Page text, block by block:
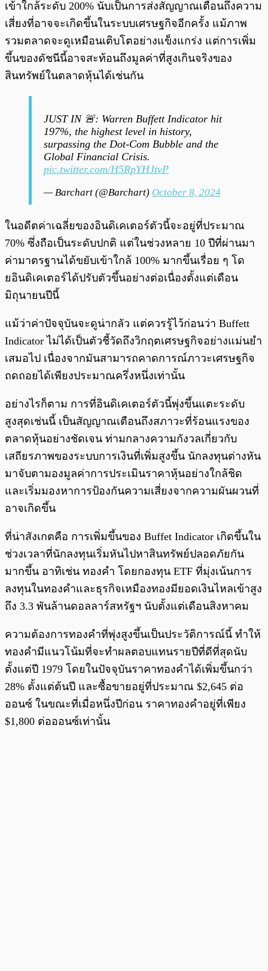
เข้าใกล้ระดับ 200% นับเป็นการส่งสัญญาณเตือนถึงความ
เสี่ยงที่อาจจะเกิดขึ้นในระบบเศรษฐกิจอีกครั้ง แม้ภาพ
รวมตลาดจะดูเหมือนเติบโตอย่างแข็งแกร่ง แต่การเพิ่ม
ขึ้นของดัชนีนี้อาจสะท้อนถึงมูลค่าที่สูงเกินจริงของ
สินทรัพย์ในตลาดหุ้นได้เช่นกัน
JUST IN 🚨: Warren Buffett Indicator hit
197%, the highest level in history,
surpassing the Dot-Com Bubble and the
Global Financial Crisis.
pic.twitter.com/H5RpYHJtvP
— Barchart (@Barchart) October 8, 2024
ในอดีตค่าเฉลี่ยของอินดิเคเตอร์ตัวนี้จะอยู่ที่ประมาณ
70% ซึ่งถือเป็นระดับปกติ แต่ในช่วงหลาย 10 ปีที่ผ่านมา
ค่ามาตรฐานได้ขยับเข้าใกล้ 100% มากขึ้นเรื่อย ๆ โด
ยอินดิเคเตอร์ได้ปรับตัวขึ้นอย่างต่อเนื่องตั้งแต่เดือน
มิถุนายนปีนี้
แม้ว่าค่าปัจจุบันจะดูน่ากลัว แต่ควรรู้ไว้ก่อนว่า Buffett
Indicator ไม่ได้เป็นตัวชี้วัดถึงวิกฤตเศรษฐกิจอย่างแม่นยำ
เสมอไป เนื่องจากมันสามารถคาดการณ์ภาวะเศรษฐกิจ
ถดถอยได้เพียงประมาณครึ่งหนึ่งเท่านั้น
อย่างไรก็ตาม การที่อินดิเคเตอร์ตัวนี้พุ่งขึ้นแตะระดับ
สูงสุดเช่นนี้ เป็นสัญญาณเตือนถึงสภาวะที่ร้อนแรงของ
ตลาดหุ้นอย่างชัดเจน ท่ามกลางความกังวลเกี่ยวกับ
เสถียรภาพของระบบการเงินที่เพิ่มสูงขึ้น นักลงทุนต่างหัน
มาจับตามองมูลค่าการประเมินราคาหุ้นอย่างใกล้ชิด
และเริ่มมองหาการป้องกันความเสี่ยงจากความผันผวนที่
อาจเกิดขึ้น
ที่น่าสังเกตคือ การเพิ่มขึ้นของ Buffet Indicator เกิดขึ้นใน
ช่วงเวลาที่นักลงทุนเริ่มหันไปหาสินทรัพย์ปลอดภัยกัน
มากขึ้น อาทิเช่น ทองคำ โดยกองทุน ETF ที่มุ่งเน้นการ
ลงทุนในทองคำและธุรกิจเหมืองทองมียอดเงินไหลเข้าสูง
ถึง 3.3 พันล้านดอลลาร์สหรัฐฯ นับตั้งแต่เดือนสิงหาคม
ความต้องการทองคำที่พุ่งสูงขึ้นเป็นประวัติการณ์นี้ ทำให้
ทองคำมีแนวโน้มที่จะทำผลตอบแทนรายปีที่ดีที่สุดนับ
ตั้งแต่ปี 1979 โดยในปัจจุบันราคาทองคำได้เพิ่มขึ้นกว่า
28% ตั้งแต่ต้นปี และซื้อขายอยู่ที่ประมาณ $2,645 ต่อ
ออนซ์ ในขณะที่เมื่อหนึ่งปีก่อน ราคาทองคำอยู่ที่เพียง
$1,800 ต่อออนซ์เท่านั้น